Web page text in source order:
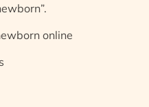
online